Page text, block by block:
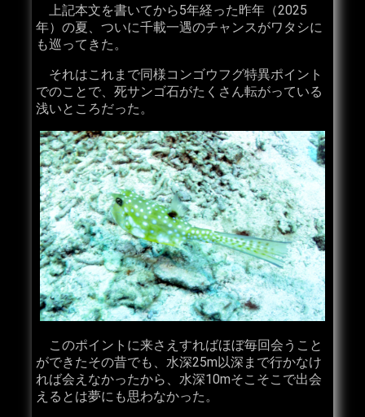
上記本文を書いてから5年経った昨年（2025
年）の夏、ついに千載一遇のチャンスがワタシに
も巡ってきた。
それはこれまで同様コンゴウフグ特異ポイント
でのことで、死サンゴ石がたくさん転がっている
浅いところだった。
このポイントに来さえすればほぼ毎回会うこと
ができたその昔でも、水深25m以深まで行かなけ
れば会えなかったから、水深10mそこそこで出会
えるとは夢にも思わなかった。